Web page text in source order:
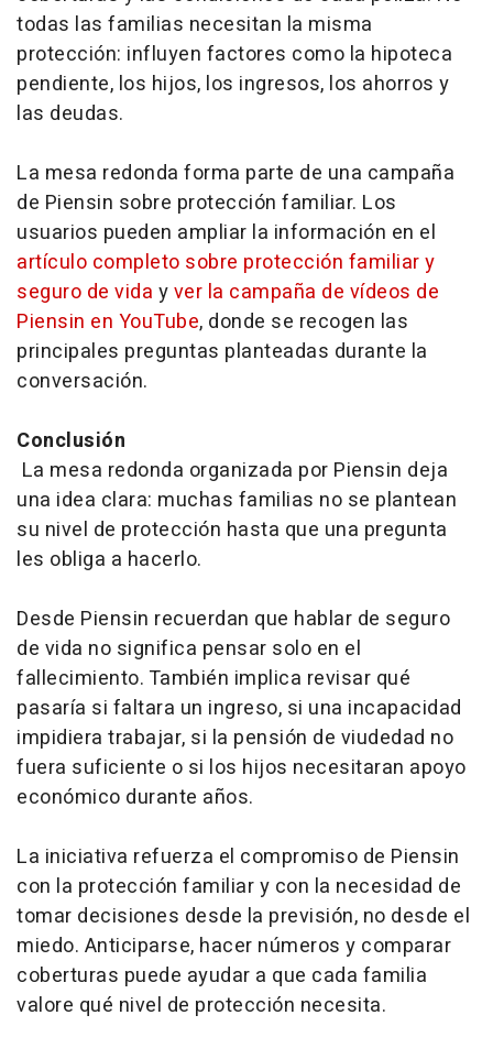
todas las familias necesitan la misma
protección: influyen factores como la hipoteca
pendiente, los hijos, los ingresos, los ahorros y
las deudas.
La mesa redonda forma parte de una campaña
de Piensin sobre protección familiar. Los
usuarios pueden ampliar la información en el
artículo completo sobre protección familiar y
seguro de vida yver la campaña de vídeos de
Piensin en YouTube, donde se recogen las
principales preguntas planteadas durante la
conversación.
Conclusión
La mesa redonda organizada por Piensin deja
una idea clara: muchas familias no se plantean
su nivel de protección hasta que una pregunta
les obliga a hacerlo.
Desde Piensin recuerdan que hablar de seguro
de vida no significa pensar solo en el
fallecimiento. También implica revisar qué
pasaría si faltara un ingreso, si una incapacidad
impidiera trabajar, si la pensión de viudedad no
fuera suficiente o si los hijos necesitaran apoyo
económico durante años.
La iniciativa refuerza el compromiso de Piensin
con la protección familiar y con la necesidad de
tomar decisiones desde la previsión, no desde el
miedo. Anticiparse, hacer números y comparar
coberturas puede ayudar a que cada familia
valore qué nivel de protección necesita.